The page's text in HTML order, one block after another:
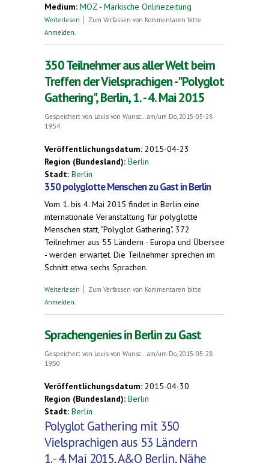
Medium: MOZ - Märkische Onlinezeitung
Weiterlesen über "Diese Sprache gehört keinem"
Zum Verfassen von Kommentaren bitte
Anmelden
350 Teilnehmer aus aller Welt beim
Treffen der Vielsprachigen - "Polyglot
Gathering", Berlin, 1. - 4. Mai 2015
Gespeichert von Louis von Wunsc...
am/um Do, 2015-05-28
19:54
Veröffentlichungsdatum: 2015-04-23
Region (Bundesland): Berlin
Stadt: Berlin
350 polyglotte Menschen zu Gast in Berlin
Vom 1. bis 4. Mai 2015 findet in Berlin eine
internationale Veranstaltung für polyglotte
Menschen statt, "Polyglot Gathering". 372
Teilnehmer aus 55 Ländern - Europa und Übersee
- werden erwartet. Die Teilnehmer sprechen im
Schnitt etwa sechs Sprachen.
Weiterlesen über 350 Teilnehmer aus aller Welt beim Treffen
Zum Verfassen von Kommentaren bitte
Anmelden
Sprachengenies in Berlin zu Gast
Gespeichert von Louis von Wunsc...
am/um Do, 2015-05-28
19:50
Veröffentlichungsdatum: 2015-04-30
Region (Bundesland): Berlin
Stadt: Berlin
Polyglot Gathering mit 350
Vielsprachigen aus 53 Ländern
1. - 4. Mai 2015, A&O Berlin, Nähe